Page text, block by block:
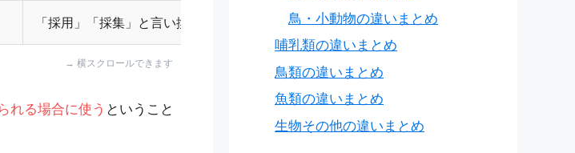
「採用」「採集」と言い換えられるか確認
れる場合に使う ということ
鳥・小動物の違いまとめ
哺乳類の違いまとめ
鳥類の違いまとめ
魚類の違いまとめ
生物その他の違いまとめ